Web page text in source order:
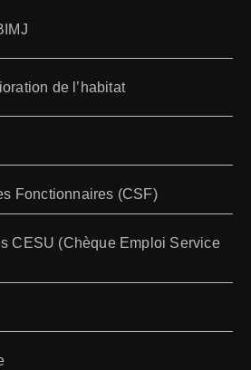
de l’habitat
Fonctionnaires (CSF)
CESU (Chèque Emploi Service